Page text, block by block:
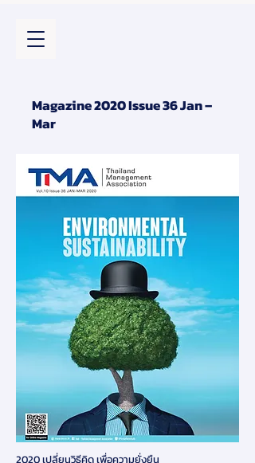
Magazine 2020 Issue 36 Jan –
Mar
2020 เปลี่ยนวิธีคิด เพื่อความยั่งยืน